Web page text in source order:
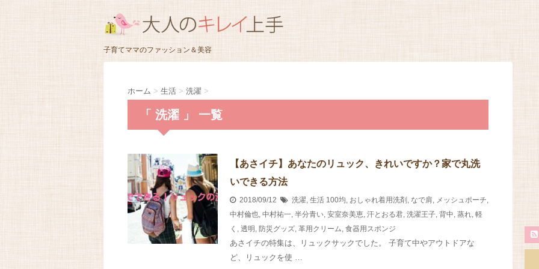
子育てママのファッション＆美容
ホーム > 生活 > 洗濯 >
「 洗濯 」 一覧
【あさイチ】あなたのリュック、きれいですか？家で丸洗
いできる方法
2018/09/12 洗濯, 生活 100均, おしゃれ着用洗剤 , なで肩, メッシュポーチ,
中村倫也, 中村祐一, 半分青い, 安室奈美恵, 汗とおる君, 洗濯王子, 背中, 蒸れ, 軽
く , 透明 , 防災グッズ, 革用クリーム, 食器用スポンジ
あさイチの特集は、リュックサックでした。 子育て中やアウトドアな
ど、リュックを使 …